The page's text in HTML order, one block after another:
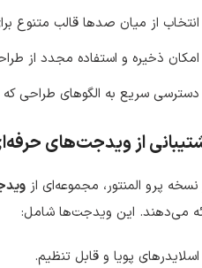
انتخاب از میان صدها قالب متنوع
امکان ذخیره و استفاده مجدد از
دسترسی سریع به الگوهای طراحی
از ویدجت‌های
نسخه پرو المنتور، مجموعه‌ای از
می‌دهند. این ویدجت‌ها شامل:
اسلایدرهای پویا و قابل تنظیم.